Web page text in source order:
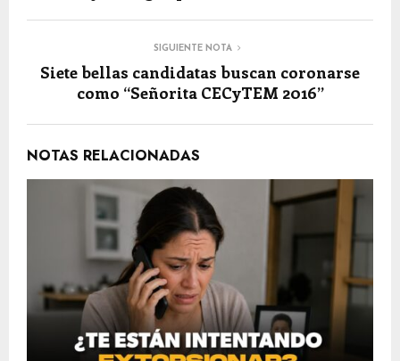
SIGUIENTE NOTA
Siete bellas candidatas buscan coronarse
como “Señorita CECyTEM 2016”
NOTAS RELACIONADAS